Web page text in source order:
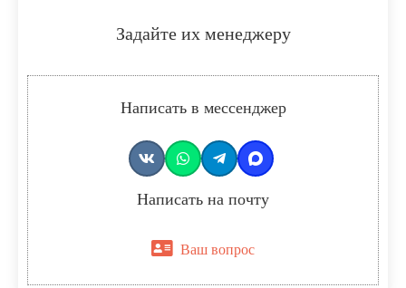
Задайте их менеджеру
Написать в мессенджер
Написать на почту
Ваш вопрос